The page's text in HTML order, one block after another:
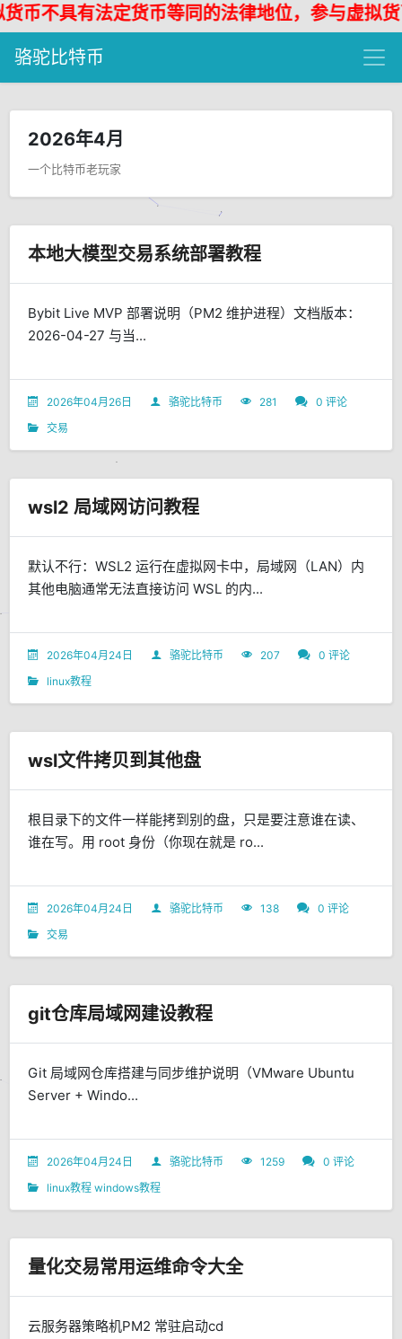
不具有法定货币等同的法律地位，参与虚拟货
骆驼比特币
2026年4月
一个比特币老玩家
本地大模型交易系统部署教程
Bybit Live MVP 部署说明（PM2 维护进程）文档版本：
2026-04-27 与当...
2026年04月26日 骆驼比特币 281
0 评论
交易
wsl2 局域网访问教程
默认不行：WSL2 运行在虚拟网卡中，局域网（LAN）内
其他电脑通常无法直接访问 WSL 的内...
2026年04月24日 骆驼比特币 207
0 评论
linux教程
wsl文件拷贝到其他盘
根目录下的文件一样能拷到别的盘，只是要注意谁在读、
谁在写。用 root 身份（你现在就是 ro...
2026年04月24日 骆驼比特币 138
0 评论
交易
git仓库局域网建设教程
Git 局域网仓库搭建与同步维护说明（VMware Ubuntu
Server + Windo...
2026年04月24日 骆驼比特币 1259
0 评论
linux教程 windows教程
量化交易常用运维命令大全
云服务器策略机PM2 常驻启动cd